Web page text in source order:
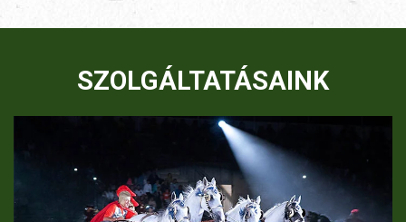
SZOLGÁLTATÁSAINK